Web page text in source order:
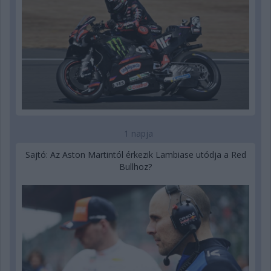
1 napja
Sajtó: Az Aston Martintól érkezik Lambiase utódja a Red
Bullhoz?